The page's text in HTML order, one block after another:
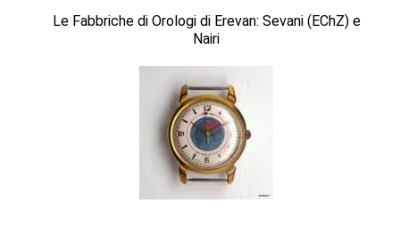
Le Fabbriche di Orologi di Erevan: Sevani (EChZ) e
Nairi